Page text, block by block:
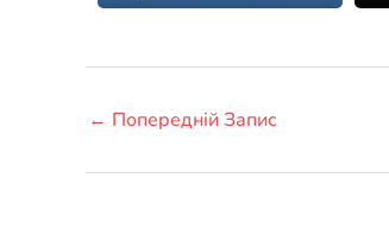
← Попередній Запис